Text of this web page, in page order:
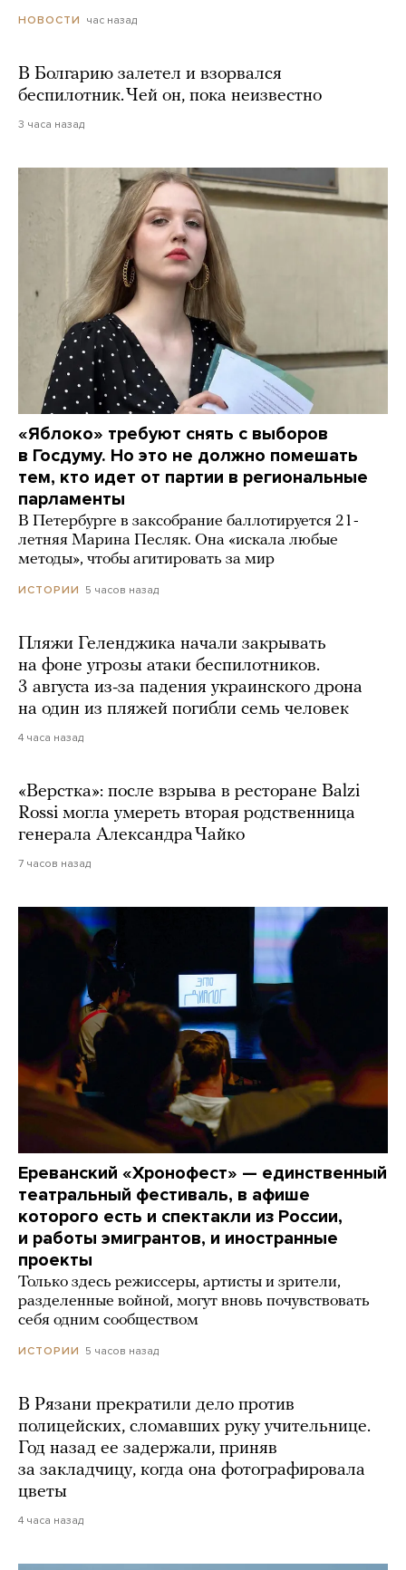
НОВОСТИ час назад
В Болгарию залетел и взорвался
беспилотник. Чей он, пока неизвестно
3 часа назад
«Яблоко» требуют снять с выборов
в Госдуму. Но это не должно помешать
тем, кто идет от партии в региональные
парламенты
В Петербурге в заксобрание баллотируется 21-
летняя Марина Песляк. Она «искала любые
методы», чтобы агитировать за мир
ИСТОРИИ 5 часов назад
Пляжи Геленджика начали закрывать
на фоне угрозы атаки беспилотников.
3 августа из-за падения украинского дрона
на один из пляжей погибли семь человек
4 часа назад
«Верстка»: после взрыва в ресторане Balzi
Rossi могла умереть вторая родственница
генерала Александра Чайко
7 часов назад
Ереванский «Хронофест» — единственный
театральный фестиваль, в афише
которого есть и спектакли из России,
и работы эмигрантов, и иностранные
проекты
Только здесь режиссеры, артисты и зрители,
разделенные войной, могут вновь почувствовать
себя одним сообществом
ИСТОРИИ 5 часов назад
В Рязани прекратили дело против
полицейских, сломавших руку учительнице.
Год назад ее задержали, приняв
за закладчицу, когда она фотографировала
цветы
4 часа назад